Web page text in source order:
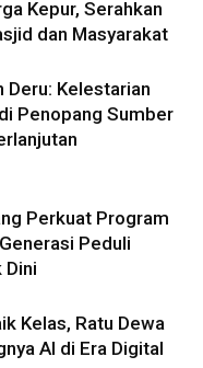
Kepur, Serahkan
dan Masyarakat
Deru: Kelestarian
Penopang Sumber
Perkuat Program
Peduli
Dini
Kelas, Ratu Dewa
AI di Era Digital